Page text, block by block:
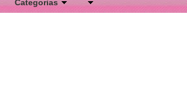
Categorias